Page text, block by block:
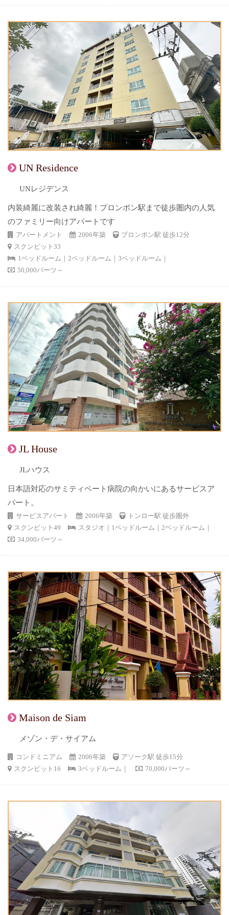
UN Residence
UNレジデンス
内装綺麗に改装され綺麗！プロンポン駅まで徒歩圏内の人気
のファミリー向けアパートです
アパートメント 2006年築
プロンポン駅 徒歩12分
スクンビット33
1ベッドルーム｜2ベッドルーム｜3ベッドルーム｜
50,000バーツ～
JL House
JLハウス
日本語対応のサミティベート病院の向かいにあるサービスア
パート。
サービスアパート 2006年築
トンロー駅 徒歩圏外
スクンビット49
スタジオ｜1ベッドルーム｜2ベッドルーム｜
34,000バーツ～
Maison de Siam
メゾン・デ・サイアム
コンドミニアム 2006年築
アソーク駅 徒歩15分
スクンビット16
3ベッドルーム｜ 70,000バーツ～